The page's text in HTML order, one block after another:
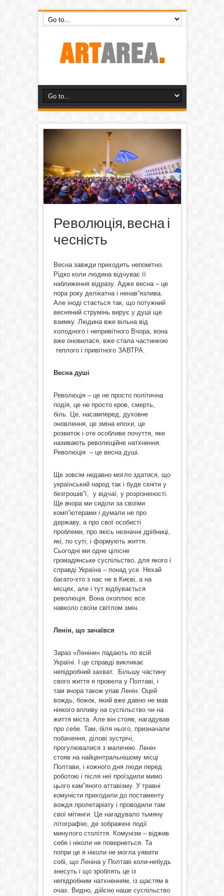
Революція, весна і
чесність
Весна завжди приходить непомітно.
Рідко коли людина відчуває її
наближення відразу. Адже весна – це
пора року делікатна і ненав”язлива.
Але іноді стається так, що потужний
весняний струмінь вирує у душі ще
взимку. Людина вже вільна від
холодного і непривітного Вчора, вона
вже оновилася, вже стала частинкою
теплого і привітного ЗАВТРА.
Весна душі
Революція – це не просто політична
подія, це не просто кров, смерть,
біль. Це, насамперед, духовне
оновлення, це зміна епохи, це
розвиток і оте особливе почуття, яке
називають революційне натхнення.
Революція – це весна душі.
Ще зовсім недавно могло здатися, що
український народ так і буде скніти у
безгрошів”ї, у відчаї, у розрізненості.
Ще вчора ми сиділи за своїми
комп”ютерами і думали не про
державу, а про свої особисті
проблеми, про якісь незначні дрібниці,
які, по суті, і формують життя.
Сьогодні ми одне цілісне
громадянське суспільство, для якого і
справді Україна – понад усе. Нехай
багато-хто з нас не в Києві, а на
місцях, але і тут відбувається
революція. Вона охоплює все
навколо своїм світлом змін.
Ленін, що зачаївся
Зараз «Леніни» падають по всій
Україні. І це справді викликає
непідробний захват.
Більшу частину
свого життя я провела у Полтаві, і
там вчора також упав Ленін. Оцей
вождь, божок, який вже давно не мав
ніякого впливу на суспільство чи на
життя міста. Але він стояв, нагадував
про себе. Там, біля нього, призначали
побачення, ділові зустрічі,
прогулювалися з малечею. Ленін
стояв на найцентральнішому місці
Полтави, і кожного дня люди перед
роботою і після неї проїздили мимо
цього кам”яного аттавізму. У травні
комуністи приходили до постаменту
вождя пролетаріату і проводили там
свої мітинги. Це нагадувало тьмяну
літографію, де зображені події
минулого століття. Комунізм – віджив
себе і ніколи не повернеться. Та
попри це я ніколи не могла уявити
собі, що Леніна у Полтаві коли-небудь
знесуть і що зроблять це із
непідробним натхненням, із щастям в
очах. Видно, дійсно наше суспільство